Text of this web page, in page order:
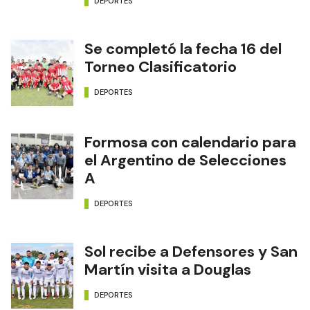
Se completó la fecha 16 del
Torneo Clasificatorio
DEPORTES
Formosa con calendario para
el Argentino de Selecciones
A
DEPORTES
Sol recibe a Defensores y San
Martín visita a Douglas
DEPORTES